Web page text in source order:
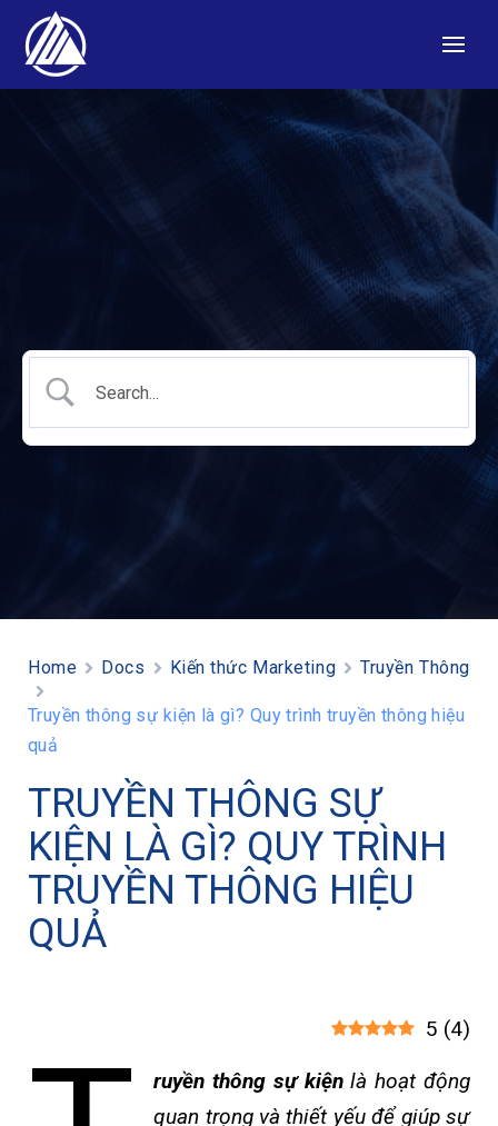
Home Docs Kiến thức Marketing Truyền Thông
Truyền thông sự kiện là gì? Quy trình truyền thông hiệu
quả
TRUYỀN THÔNG SỰ
KIỆN LÀ GÌ? QUY TRÌNH
TRUYỀN THÔNG HIỆU
QUẢ
5 (4)
ruyền thông sự kiệnlà hoạt động
quan trọng và thiết yếu để giúp sự